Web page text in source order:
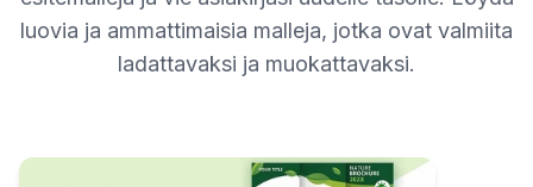
luovia ja ammattimaisia malleja, jotka ovat valmiita
ladattavaksi ja muokattavaksi.